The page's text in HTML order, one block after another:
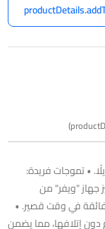
• تموجات فريدة:
جهاز "ويفر" من
في وقت قصير. •
دون إتلافها، مما يضمن